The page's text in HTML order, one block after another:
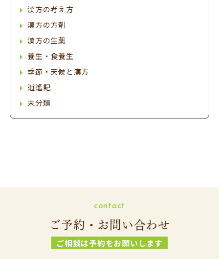
漢方の考え方
漢方の方剤
漢方の生薬
養生・食養生
季節・天候と漢方
逍遙記
未分類
contact
ご予約・お問い合わせ
ご相談は予約をお願いします